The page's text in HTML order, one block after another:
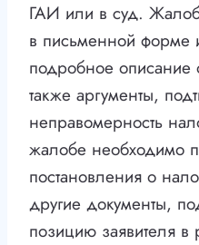
ГАИ или в суд.
в письменной форме
подробное описание
также аргументы,
неправомерность
жалобе необходимо
постановления о
другие документы,
позицию заявителя